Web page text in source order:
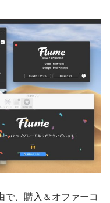
、購入＆オファーコ